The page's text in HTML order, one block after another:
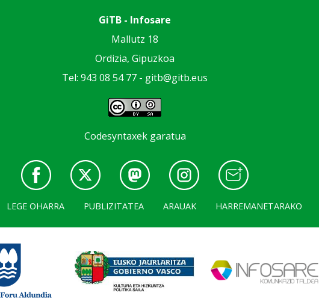
GiTB - Infosare
Mallutz 18
Ordizia, Gipuzkoa
Tel: 943 08 54 77 - gitb@gitb.eus
Codesyntaxek garatua
LEGE OHARRA PUBLIZITATEA ARAUAK HARREMANETARAKO